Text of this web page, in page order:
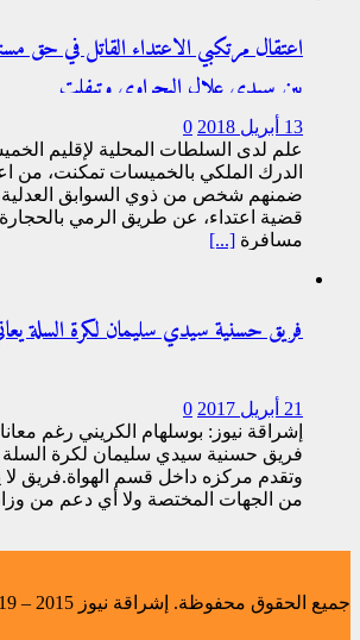
اعتقال مرتكبي الاعتداء القاتل في حق
بين سيدي علال البحراوي وتيفلت
13 أبريل 2018
0
علم لدى السلطات المحلية لإقليم
الدرك الملكي بالخميسات تمكنت، من
ضمنهم شخص من ذوي السوابق
قضية اعتداء، عن طريق الرمي
مسافرة [...]
فريق حسنية سيدي سليمان لكرة السلة
21 أبريل 2017
0
إشراقة نيوز: بوسلهام الكريني رغم
فريق حسنية سيدي سليمان لكرة
وتقدم مركزه داخل قسم الهواة.فريق
من الجهات المختصة ولا أي دعم من
جميع الحقوق محفوظة. إشراقة نيوز 2015 – 2019.